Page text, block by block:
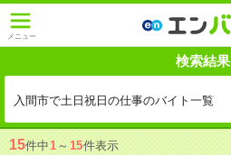
メニュー
検索結果
入間市で土日祝日の仕事のバイト一覧
15件中1 ～ 15件表示